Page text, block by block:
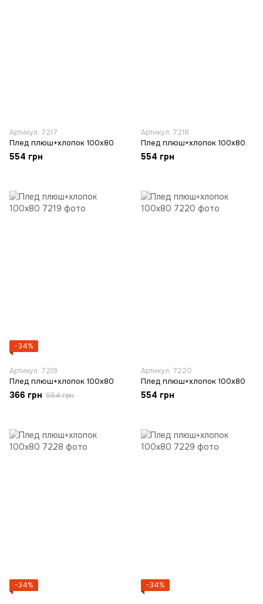
Артикул: 7217
Плед плюш+хлопок 100х80
554 грн
Артикул: 7218
Плед плюш+хлопок 100х80
554 грн
−34%
Артикул: 7219
Плед плюш+хлопок 100х80
366 грн 554 грн
Артикул: 7220
Плед плюш+хлопок 100х80
554 грн
−34% −34%